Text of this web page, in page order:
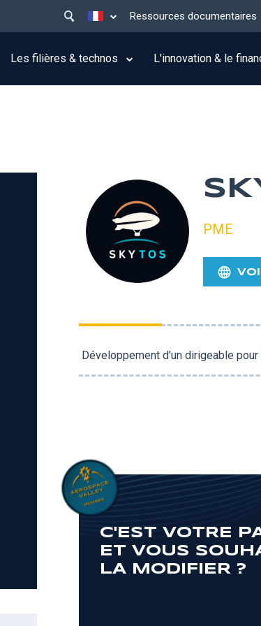
Lister les actions
menu
top
Ressources documentaires
Les filières & technos L'innovation & le
PME
Développement d'un dirigeable
C'EST VOTRE
ET VOUS
LA MODIFIER ?